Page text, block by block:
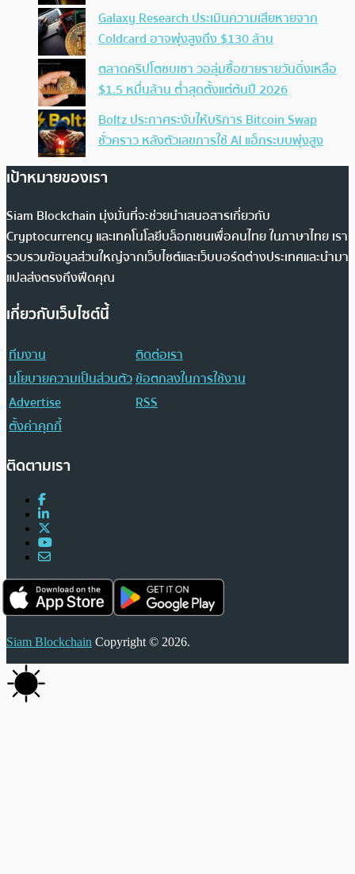
Galaxy Research ประเมินความเสียหายจาก
Coldcard อาจพุ่งสูงถึง $130 ล้าน
ตลาดคริปโตซบเซา วอลุ่มซื้อขายรายวันดิ่งเหลือ
$1.5 หมื่นล้าน ต่ำสุดตั้งแต่ต้นปี 2026
Boltz ประกาศระงับให้บริการ Bitcoin Swap
ชั่วคราว หลังตัวเลขการใช้ AI แฮ็กระบบพุ่งสูง
เป้าหมายของเรา
Siam Blockchain มุ่งมั่นที่จะช่วยนำเสนอสารเกี่ยวกับ
Cryptocurrency และเทคโนโลยีบล็อกเชนเพื่อคนไทย ในภาษาไทย เรา
รวบรวมข้อมูลส่วนใหญ่จากเว็บไซต์และเว็บบอร์ดต่างประเทศและนำมา
แปลส่งตรงถึงฟีดคุณ
เกี่ยวกับเว็บไซต์นี้
ทีมงาน
ติดต่อเรา
นโยบายความเป็นส่วนตัวข้อตกลงในการใช้งาน
Advertise
RSS
ตั้งค่าคุกกี้
ติดตามเรา
Siam Blockchain Copyright © 2026.